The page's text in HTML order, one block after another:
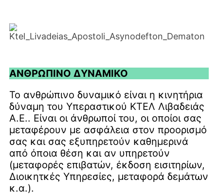
ΑΝΘΡΩΠΙΝΟ ΔΥΝΑΜΙΚΟ
Το ανθρώπινο δυναμικό είναι η κινητήρια
δύναμη του Υπεραστικού ΚΤΕΛ Λιβαδειάς
Α.Ε.. Είναι οι άνθρωποί του, οι οποίοι σας
μεταφέρουν με ασφάλεια στον προορισμό
σας και σας εξυπηρετούν καθημερινά
από όποια θέση και αν υπηρετούν
(μεταφορές επιβατών, έκδοση εισιτηρίων,
Διοικητκές Υπηρεσίες, μεταφορά δεμάτων
κ.α.).